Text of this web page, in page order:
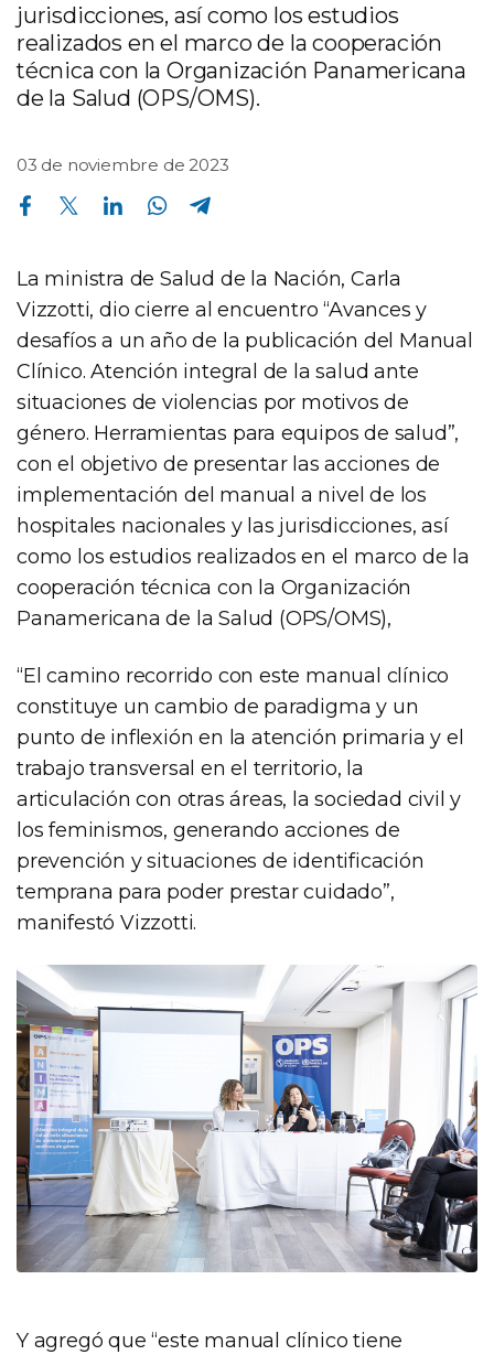
jurisdicciones, así como los estudios
realizados en el marco de la cooperación
técnica con la Organización Panamericana
de la Salud (OPS/OMS).
03 de noviembre de 2023
Compartir en Facebook Compartir en Twitter Compartir en Linkedin Compartir en Whatsapp
La ministra de Salud de la Nación, Carla
Vizzotti, dio cierre al encuentro “Avances y
desafíos a un año de la publicación del Manual
Clínico. Atención integral de la salud ante
situaciones de violencias por motivos de
género. Herramientas para equipos de salud”,
con el objetivo de presentar las acciones de
implementación del manual a nivel de los
hospitales nacionales y las jurisdicciones, así
como los estudios realizados en el marco de la
cooperación técnica con la Organización
Panamericana de la Salud (OPS/OMS),
“El camino recorrido con este manual clínico
constituye un cambio de paradigma y un
punto de inflexión en la atención primaria y el
trabajo transversal en el territorio, la
articulación con otras áreas, la sociedad civil y
los feminismos, generando acciones de
prevención y situaciones de identificación
temprana para poder prestar cuidado”,
manifestó Vizzotti.
Y agregó que “este manual clínico tiene